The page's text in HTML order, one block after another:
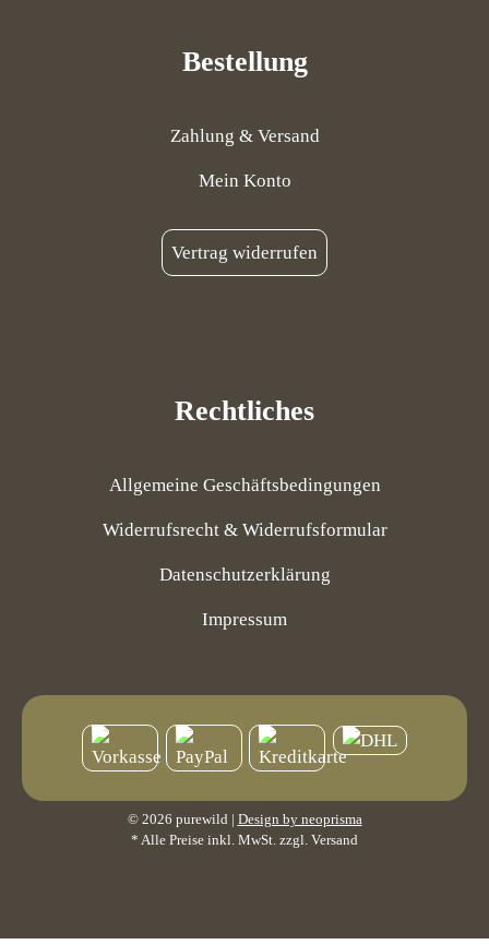
Bestellung
Zahlung & Versand
Mein Konto
Vertrag widerrufen
Rechtliches
Allgemeine Geschäftsbedingungen
Widerrufsrecht & Widerrufsformular
Datenschutzerklärung
Impressum
© 2026 purewild | Design by neoprisma
* Alle Preise inkl. MwSt. zzgl. Versand